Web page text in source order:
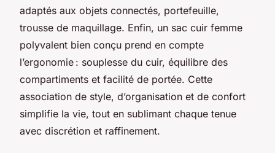
adaptés aux objets connectés, portefeuille,
trousse de maquillage. Enfin, un sac cuir femme
polyvalent bien conçu prend en compte
l’ergonomie : souplesse du cuir, équilibre des
compartiments et facilité de portée. Cette
association de style, d’organisation et de confort
simplifie la vie, tout en sublimant chaque tenue
avec discrétion et raffinement.